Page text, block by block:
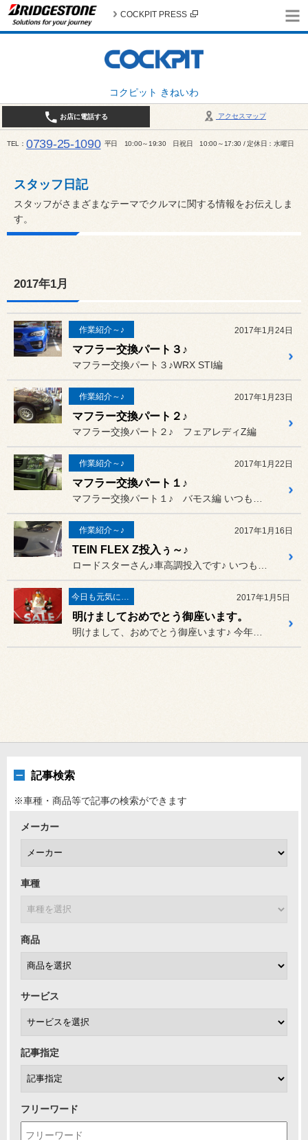
コクピット きねいわ
COCKPIT PRESS
アクセスマップ
お店に電話する
TEL 0739-25-1090 平日 10:00～19:30 日祝日 10:00～17:30 / 定休日：水曜日
スタッフ日記
スタッフがさまざまなテーマでクルマに関する情報をお伝えしま
す。
2017年1月
作業紹介～♪ 2017年1月24日
マフラー交換パート３♪
マフラー交換パート３♪WRX STI編
作業紹介～♪ 2017年1月23日
マフラー交換パート２♪
マフラー交換パート２♪ フェアレディZ編
作業紹介～♪ 2017年1月22日
マフラー交換パート１♪
作業紹介～♪ 2017年1月16日
TEIN FLEX Z投入ぅ～♪
今日も元気に営業中～♪ 2017年1月5日
明けましておめでとう御座います。
記事検索
※車種・商品等で記事の検索ができます
メーカー
車種
商品
サービス
記事指定
フリーワード